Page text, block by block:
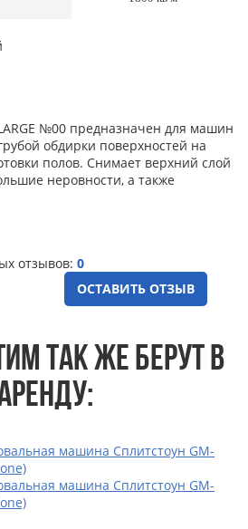
№00 предназначен для машин
обдирки поверхностей на
полов. Снимает верхний слой
неровности, а также
отзывов: 0
ОСТАВИТЬ ОТЗЫВ
ТАК ЖЕ БЕРУТ В
машина Сплитстоун GM-
машина Сплитстоун GM-